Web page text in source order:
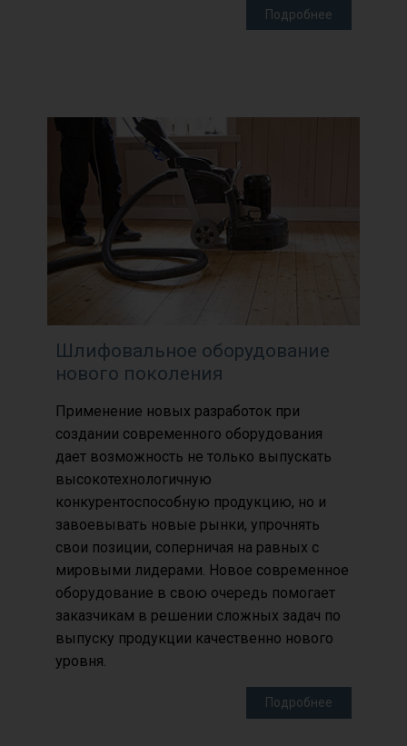
Подробнее
Шлифовальное оборудование
нового поколения
Применение новых разработок при
создании современного оборудования
дает возможность не только выпускать
высокотехнологичную
конкурентоспособную продукцию, но и
завоевывать новые рынки, упрочнять
свои позиции, соперничая на равных с
мировыми лидерами. Новое современное
оборудование в свою очередь помогает
заказчикам в решении сложных задач по
выпуску продукции качественно нового
уровня.
Подробнее